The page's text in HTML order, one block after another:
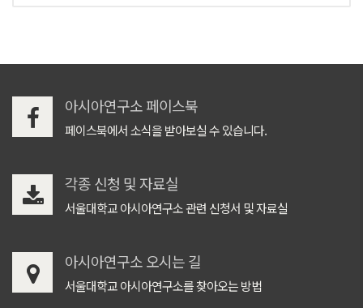
아시아연구소 페이스북
페이스북에서 소식을 받아보실 수 있습니다.
각종 신청 및 자료실
서울대학교 아시아연구소 관련 신청서 및 자료실
아시아연구소 오시는 길
서울대학교 아시아연구소를 찾아오는 방법